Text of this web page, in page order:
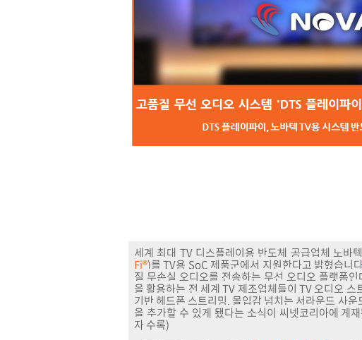
세계 최대 TV 디스플레이용 반도체 공급업체 노바
Fi®)를 TV용 SoC 제품군에서 지원한다고 밝혔습니
질 무손실 오디오를 전송하는 무선 오디오 플랫폼
을 활용하는 전 세계 TV 제조업체들이 TV 오디오
기반 헤드폰 스트리밍, 몰입감 넘치는 서라운드 사운
을 추가할 수 있게 됐다는 소식이 씨넷코리아에 게
자 수록)